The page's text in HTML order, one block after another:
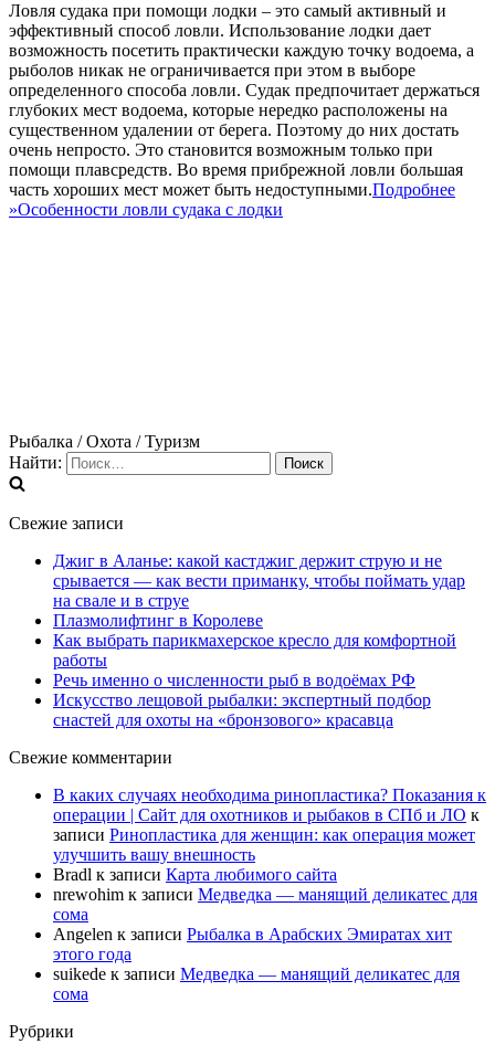
Ловля судака при помощи лодки – это самый активный и
эффективный способ ловли. Использование лодки дает
возможность посетить практически каждую точку водоема, а
рыболов никак не ограничивается при этом в выборе
определенного способа ловли. Судак предпочитает держаться
глубоких мест водоема, которые нередко расположены на
существенном удалении от берега. Поэтому до них достать
очень непросто. Это становится возможным только при
помощи плавсредств. Во время прибрежной ловли большая
часть хороших мест может быть недоступными.Подробнее
»Особенности ловли судака с лодки
Рыбалка / Охота / Туризм
Найти:
Свежие записи
Джиг в Аланье: какой кастджиг держит струю и не
срывается — как вести приманку, чтобы поймать удар
на свале и в струе
Плазмолифтинг в Королеве
Как выбрать парикмахерское кресло для комфортной
работы
Речь именно о численности рыб в водоёмах РФ
Искусство лещовой рыбалки: экспертный подбор
снастей для охоты на «бронзового» красавца
Свежие комментарии
В каких случаях необходима ринопластика? Показания к
операции | Сайт для охотников и рыбаков в СПб и ЛО к
записи Ринопластика для женщин: как операция может
улучшить вашу внешность
Bradl к записи Карта любимого сайта
nrewohim к записи Медведка — манящий деликатес для
сома
Angelen к записи Рыбалка в Арабских Эмиратах хит
этого года
suikede к записи Медведка — манящий деликатес для
сома
Рубрики